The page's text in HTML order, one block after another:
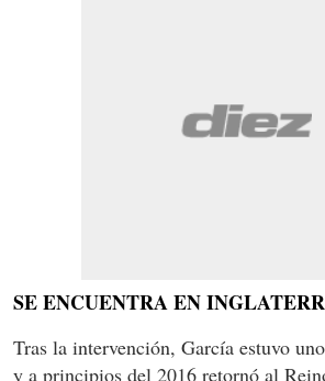
SE ENCUENTRA EN
Tras la intervención, García estuvo
y a principios del 2016 retornó al